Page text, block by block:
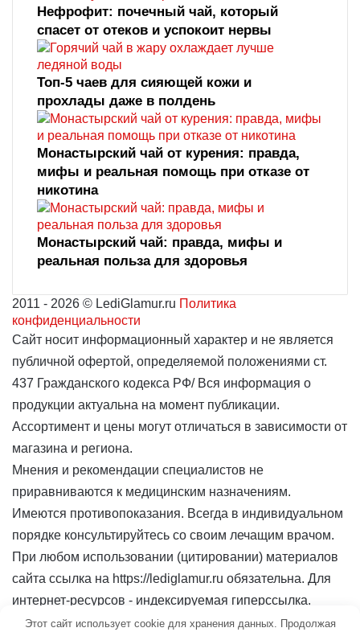
Нефрофит: почечный чай, который
спасет от отеков и успокоит нервы
Топ‑5 чаев для сияющей кожи и
прохлады даже в полдень
Монастырский чай от курения: правда,
мифы и реальная помощь при отказе от
никотина
Монастырский чай: правда, мифы и
реальная польза для здоровья
2011 - 2026 © LediGlamur.ru Политика
конфиденциальности
Сайт носит информационный характер и не является
публичной офертой, определяемой положениями ст.
437 Гражданского кодекса РФ/ Вся информация о
продукции актуальна на момент публикации.
Ассортимент и цены могут отличаться в зависимости от
магазина и региона.
Мнения и рекомендации специалистов не
приравниваются к медицинским назначениям.
Имеются противопоказания. Всегда в индивидуальном
порядке консультируйтесь со своим лечащим врачом.
При любом использовании (цитировании) материалов
сайта ссылка на https://lediglamur.ru обязательна. Для
интернет-ресурсов - индексируемая гиперссылка.
Контакты
Этот сайт использует cookie для хранения данных. Продолжая